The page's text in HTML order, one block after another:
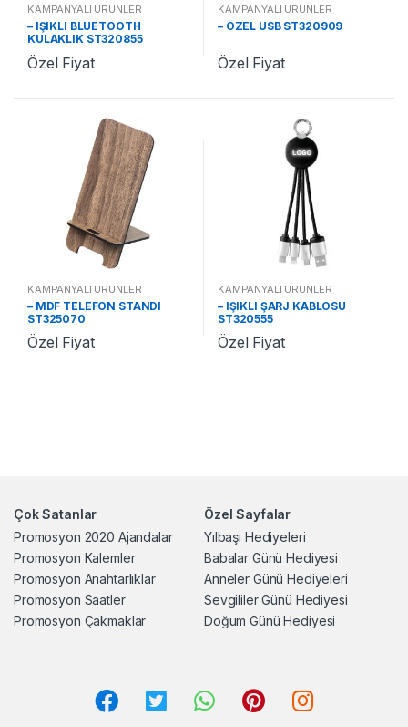
KAMPANYALI ÜRÜNLER
– IŞIKLI BLUETOOTH
KULAKLIK ST320855
Özel Fiyat
KAMPANYALI ÜRÜNLER
– ÖZEL USB ST320909
Özel Fiyat
KAMPANYALI ÜRÜNLER
– MDF TELEFON STANDI
ST325070
Özel Fiyat
KAMPANYALI ÜRÜNLER
– IŞIKLI ŞARJ KABLOSU
ST320555
Özel Fiyat
Çok Satanlar
Promosyon 2020 Ajandalar
Promosyon Kalemler
Promosyon Anahtarlıklar
Promosyon Saatler
Promosyon Çakmaklar
Özel Sayfalar
Yılbaşı Hediyeleri
Babalar Günü Hediyesi
Anneler Günü Hediyeleri
Sevgililer Günü Hediyesi
Doğum Günü Hediyesi